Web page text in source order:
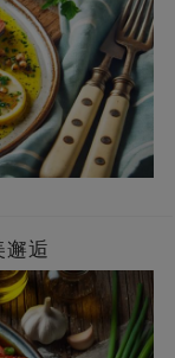
逅